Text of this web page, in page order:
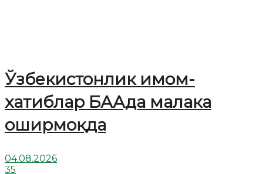
Ўзбекистонлик имом-
хатиблар БААда малака
оширмоқда
04.08.2026
35